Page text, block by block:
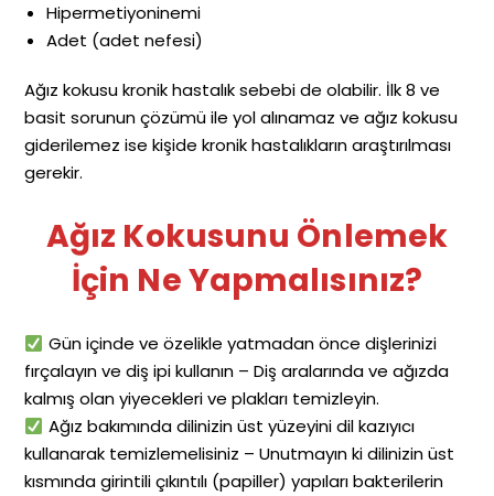
Hipermetiyoninemi
Adet (adet nefesi)
Ağız kokusu kronik hastalık sebebi de olabilir. İlk 8 ve
basit sorunun çözümü ile yol alınamaz ve ağız kokusu
giderilemez ise kişide kronik hastalıkların araştırılması
gerekir.
Ağız Kokusunu Önlemek
İçin Ne Yapmalısınız?
Gün içinde ve özelikle yatmadan önce dişlerinizi
fırçalayın ve diş ipi kullanın – Diş aralarında ve ağızda
kalmış olan yiyecekleri ve plakları temizleyin.
Ağız bakımında dilinizin üst yüzeyini dil kazıyıcı
kullanarak temizlemelisiniz – Unutmayın ki dilinizin üst
kısmında girintili çıkıntılı (papiller) yapıları bakterilerin